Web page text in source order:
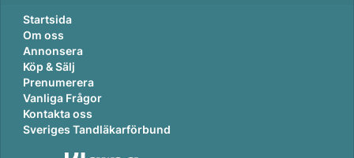
Startsida
Om oss
Annonsera
Köp & Sälj
Prenumerera
Vanliga Frågor
Kontakta oss
Sveriges Tandläkarförbund